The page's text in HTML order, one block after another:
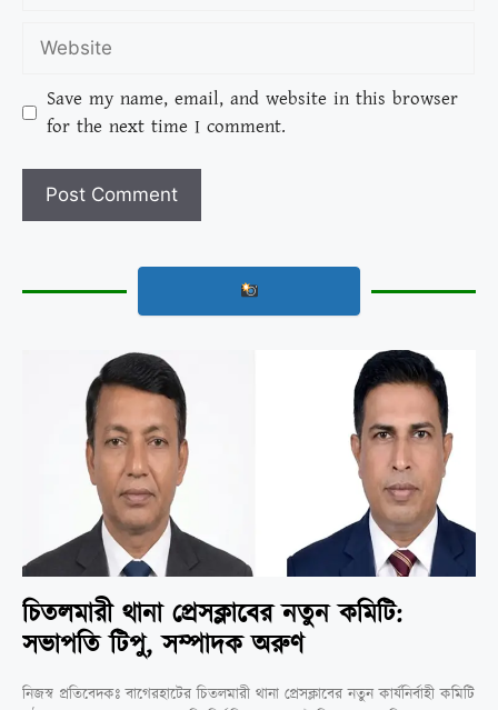
Save my name, email, and website in this browser
for the next time I comment.
চিতলমারী থানা প্রেসক্লাবের নতুন কমিটি:
সভাপতি টিপু, সম্পাদক অরুণ
নিজস্ব প্রতিবেদকঃ বাগেরহাটের চিতলমারী থানা প্রেসক্লাবের নতুন কার্যনির্বাহী কমিটি